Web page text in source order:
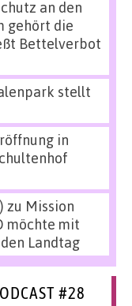
an den
gehört die
Bettelverbot
stellt
in
zu Mission
möchte mit
Landtag
#28